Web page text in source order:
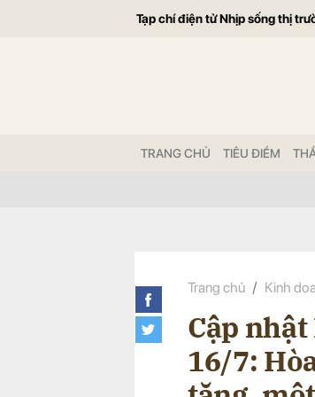
Tạp chí điện tử Nhịp sống thị
TRANG CHỦ TIÊU ĐIỂM
Trang chủ Kinh
Cập
16/7: